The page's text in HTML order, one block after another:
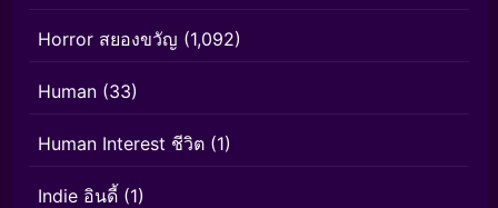
Horror สยองขวัญ (1,092)
Human (33)
Human Interest ชีวิต (1)
Indie อินดี้ (1)